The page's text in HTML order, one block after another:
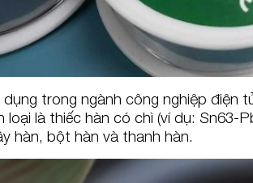
trong ngành công nghiệp điện
là thiếc hàn có chì (ví dụ: Sn63-
hàn, bột hàn và thanh hàn.